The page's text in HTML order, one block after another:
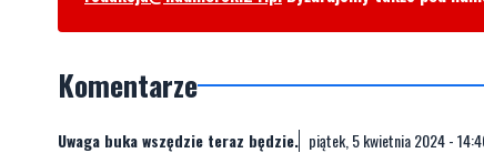
Komentarze
Uwaga buka wszędzie teraz będzie. piątek, 5 kwietnia 2024 -